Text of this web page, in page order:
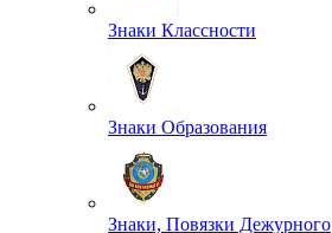
Знаки Классности
Знаки Образования
Знаки, Повязки Дежурного